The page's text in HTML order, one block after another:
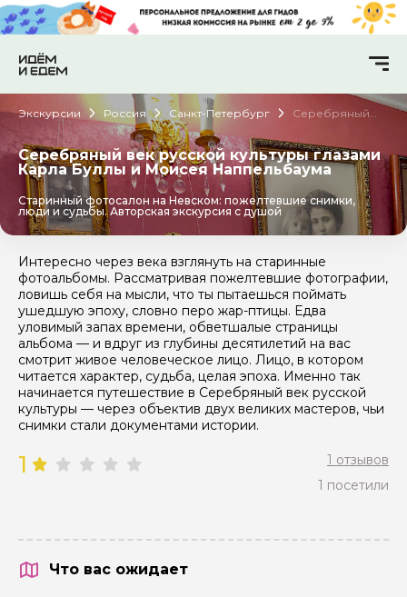
Экскурсии Россия Санкт-Петербург
Серебряный
глазами Карла
Буллы и Моисея
Наппельбаума
Серебряный век русской культуры глазами
Карла Буллы и Моисея Наппельбаума
Старинный фотосалон на Невском: пожелтевшие снимки,
люди и судьбы. Авторская экскурсия с душой
Интересно через века взглянуть на старинные
фотоальбомы. Рассматривая пожелтевшие фотографии,
ловишь себя на мысли, что ты пытаешься поймать
ушедшую эпоху, словно перо жар-птицы. Едва
уловимый запах времени, обветшалые страницы
альбома — и вдруг из глубины десятилетий на вас
смотрит живое человеческое лицо. Лицо, в котором
читается характер, судьба, целая эпоха. Именно так
начинается путешествие в Серебряный век русской
культуры — через объектив двух великих мастеров, чьи
снимки стали документами истории.
1
1 отзывов
1 посетили
Что вас ожидает